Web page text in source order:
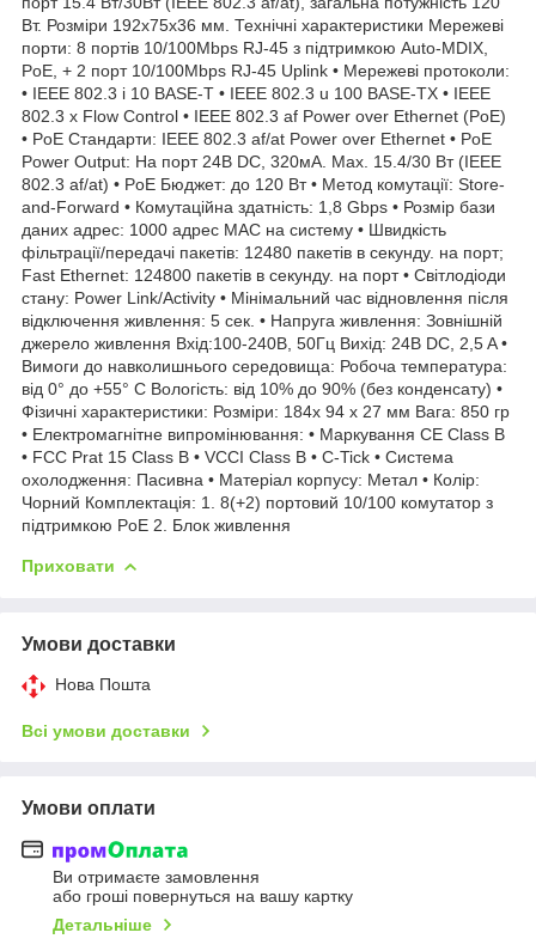
Вт. Розміри 192x75x36 мм. Технічні характеристики Мережеві
порти: 8 портів 10/100Mbps RJ-45 з підтримкою Auto-MDIX,
PoE, + 2 порт 10/100Mbps RJ-45 Uplink • Мережеві протоколи:
• IEEE 802.3 i 10 BASE-T • IEEE 802.3 u 100 BASE-TX • IEEE
802.3 x Flow Control • IEEE 802.3 af Power over Ethernet (PoE)
• PoE Стандарти: IEEE 802.3 af/at Power over Ethernet • PoE
Power Output: На порт 24В DC, 320мА. Max. 15.4/30 Вт (IEEE
802.3 af/at) • PoE Бюджет: до 120 Вт • Метод комутації: Store-
and-Forward • Комутаційна здатність: 1,8 Gbps • Розмір бази
даних адрес: 1000 адрес MAC на систему • Швидкість
фільтрації/передачі пакетів: 12480 пакетів в секунду. на порт;
Fast Ethernet: 124800 пакетів в секунду. на порт • Світлодіоди
стану: Power Link/Activity • Мінімальний час відновлення після
відключення живлення: 5 сек. • Напруга живлення: Зовнішній
джерело живлення Вхід:100-240В, 50Гц Вихід: 24В DC, 2,5 A •
Вимоги до навколишнього середовища: Робоча температура:
від 0° до +55° C Вологість: від 10% до 90% (без конденсату) •
Фізичні характеристики: Розміри: 184x 94 x 27 мм Вага: 850 гр
• Електромагнітне випромінювання: • Маркування CE Class B
• FCC Prat 15 Class B • VCCI Class B • C-Tick • Система
охолодження: Пасивна • Матеріал корпусу: Метал • Колір:
Чорний Комплектація: 1. 8(+2) портовий 10/100 комутатор з
підтримкою PoE 2. Блок живлення
Приховати
Умови доставки
Нова Пошта
Всі умови доставки
Умови оплати
Ви отримаєте замовлення
або гроші повернуться на вашу картку
Детальніше